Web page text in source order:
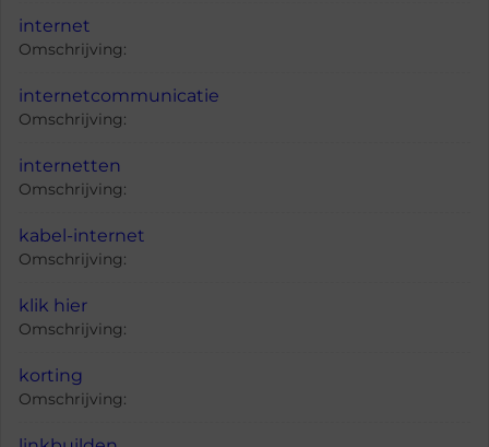
internet
Omschrijving:
internetcommunicatie
Omschrijving:
internetten
Omschrijving:
kabel-internet
Omschrijving:
klik hier
Omschrijving:
korting
Omschrijving: